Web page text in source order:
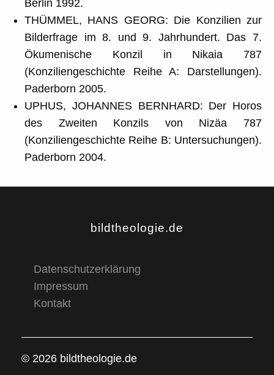
Berlin 1992.
THÜMMEL, HANS GEORG: Die Konzilien zur
Bilderfrage im 8. und 9. Jahrhundert. Das 7.
Ökumenische Konzil in Nikaia 787
(Konziliengeschichte Reihe A: Darstellungen).
Paderborn 2005.
UPHUS, JOHANNES BERNHARD: Der Horos
des Zweiten Konzils von Nizäa 787
(Konziliengeschichte Reihe B: Untersuchungen).
Paderborn 2004.
bildtheologie.de
Datenschutzerklärung
Impressum
Kontakt
© 2026 bildtheologie.de